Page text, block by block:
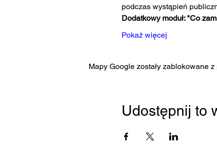
podczas wystąpień
Dodatkowy moduł: "Co
Pokaż więcej
Mapy Google zostały zablokowane
Udostępnij to